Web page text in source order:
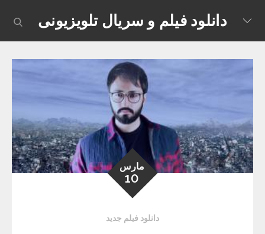
content
دانلود فیلم و سریال تلویزیونی
مارس
10
دانلود فیلم جدید